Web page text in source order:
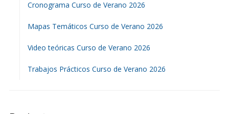
Cronograma Curso de Verano 2026
Mapas Temáticos Curso de Verano 2026
Video teóricas Curso de Verano 2026
Trabajos Prácticos Curso de Verano 2026